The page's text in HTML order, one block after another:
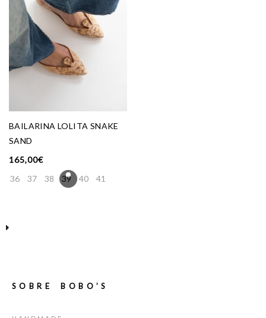
BAILARINA LOLITA SNAKE
SAND
165,00€
36
37 38 39 40 41
SOBRE BOBO’S